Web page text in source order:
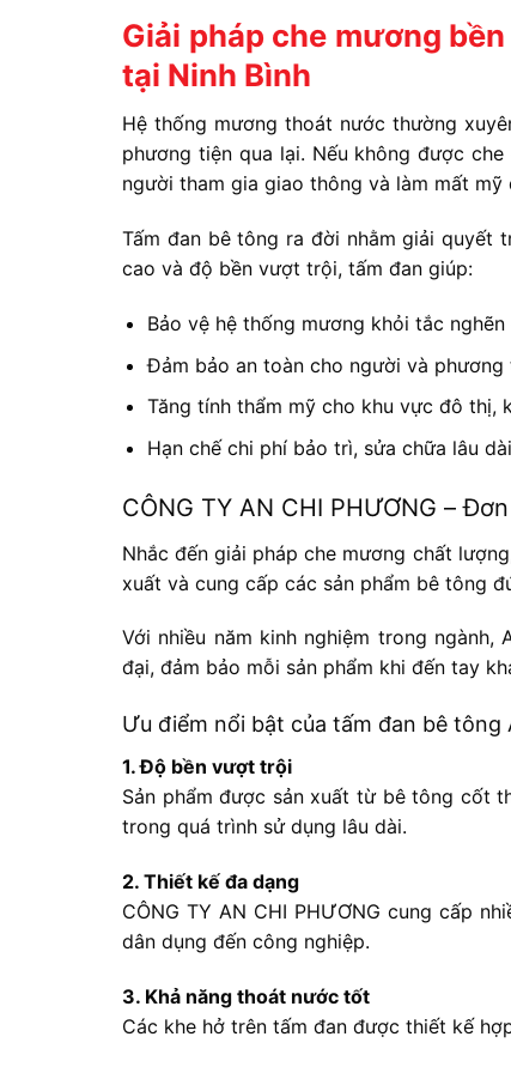
Giải pháp che mương
tại Ninh Bình
Hệ thống mương thoát nước thường
phương tiện qua lại. Nếu không được
người tham gia giao thông và làm mất mỹ
Tấm đan bê tông ra đời nhằm giải quyết
cao và độ bền vượt trội, tấm đan giúp:
Bảo vệ hệ thống mương khỏi tắc
Đảm bảo an toàn cho người và phương
Tăng tính thẩm mỹ cho khu vực đô thị,
Hạn chế chi phí bảo trì, sửa chữa lâu dài
CÔNG TY AN CHI PHƯƠNG –
Nhắc đến giải pháp che mương chất
xuất và cung cấp các sản phẩm bê tông
Với nhiều năm kinh nghiệm trong
đại, đảm bảo mỗi sản phẩm khi đến tay
Ưu điểm nổi bật của tấm đan bê tông
1. Độ bền vượt trội
Sản phẩm được sản xuất từ bê tông cốt
trong quá trình sử dụng lâu dài.
2. Thiết kế đa dạng
CÔNG TY AN CHI PHƯƠNG cung cấp
dân dụng đến công nghiệp.
3. Khả năng thoát nước tốt
Các khe hở trên tấm đan được thiết kế